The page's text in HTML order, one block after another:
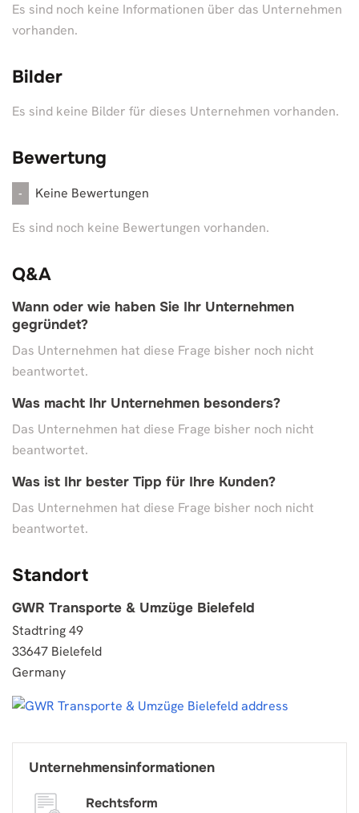
Es sind noch keine Informationen über das Unternehmen
vorhanden.
Bilder
Es sind keine Bilder für dieses Unternehmen vorhanden.
Bewertung
- Keine Bewertungen
Es sind noch keine Bewertungen vorhanden.
Q&A
Wann oder wie haben Sie Ihr Unternehmen
gegründet?
Das Unternehmen hat diese Frage bisher noch nicht
beantwortet.
Was macht Ihr Unternehmen besonders?
Das Unternehmen hat diese Frage bisher noch nicht
beantwortet.
Was ist Ihr bester Tipp für Ihre Kunden?
Das Unternehmen hat diese Frage bisher noch nicht
beantwortet.
Standort
GWR Transporte & Umzüge Bielefeld
Stadtring 49
33647 Bielefeld
Germany
Unternehmensinformationen
Rechtsform